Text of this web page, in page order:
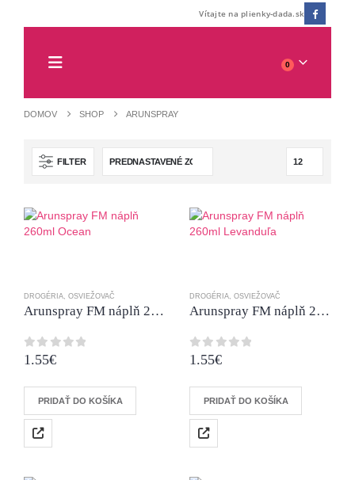
Vítajte na plienky-dada.sk
0
DOMOV SHOP ARUNSPRAY
FILTER
DROGÉRIA OSVIEŽOVAČ
Arunspray FM náplň 260ml Ocean
0 z 5
1.55€
PRIDAŤ DO KOŠÍKA
DROGÉRIA OSVIEŽOVAČ
Arunspray FM náplň 260ml Levanduľa
0 z 5
1.55€
PRIDAŤ DO KOŠÍKA